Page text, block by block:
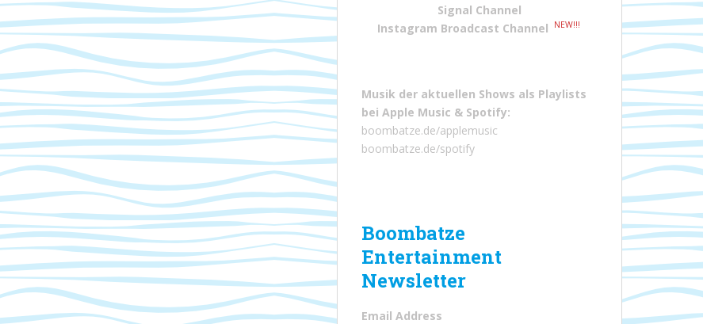
Signal Channel
Instagram Broadcast Channel
NEW!!!
Musik der aktuellen Shows als Playlists
bei Apple Music & Spotify:
boombatze.de/applemusic
boombatze.de/spotify
Boombatze
Entertainment
Newsletter
Email Address